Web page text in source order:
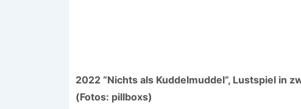
2022 “Nichts als Kuddelmuddel”, Lustspiel in
(Fotos: pillboxs)